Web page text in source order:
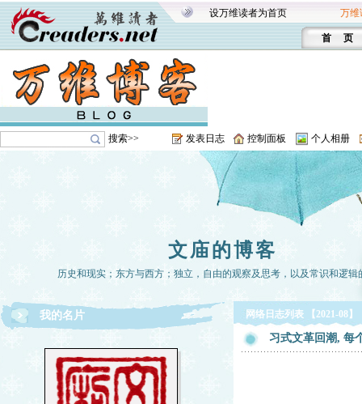
设万维读者为首页 万维
首 页
搜索>> 发表日志 控制面板 个人相册
文庙的博客
历史和现实；东方与西方；独立，自由的观察及思考，以及常识和逻辑
我的名片 网络日志列表 【2021-08】
习式文革回潮, 每